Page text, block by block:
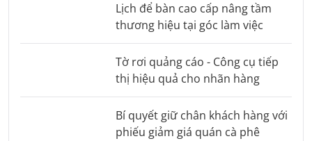
Lịch để bàn cao cấp nâng tầm
thương hiệu tại góc làm việc
Tờ rơi quảng cáo - Công cụ tiếp
thị hiệu quả cho nhãn hàng
Bí quyết giữ chân khách hàng với
phiếu giảm giá quán cà phê